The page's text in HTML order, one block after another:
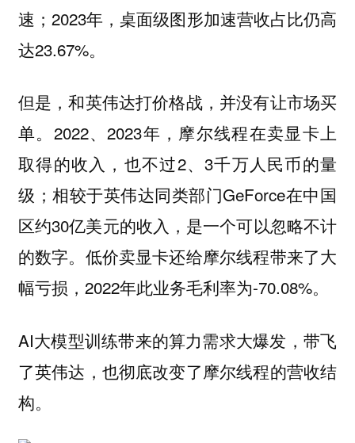
速；2023年，桌面级图形加速营收占比仍高
达23.67%。
但是，和英伟达打价格战，并没有让市场买
单。2022、2023年，摩尔线程在卖显卡上
取得的收入，也不过2、3千万人民币的量
级；相较于英伟达同类部门GeForce在中国
区约30亿美元的收入，是一个可以忽略不计
的数字。低价卖显卡还给摩尔线程带来了大
幅亏损，2022年此业务毛利率为-70.08%。
AI大模型训练带来的算力需求大爆发，带飞
了英伟达，也彻底改变了摩尔线程的营收结
构。